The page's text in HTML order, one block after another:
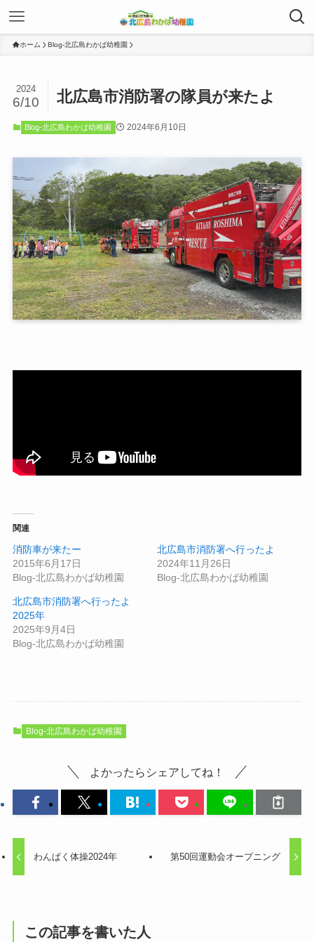
ホーム Blog-北広島わかば幼稚園
北広島市消防署の隊員が来たよ
2024
6/10
Blog-北広島わかば幼稚園 2024年6月10日
関連
消防車が来たー
2015年6月17日
Blog-北広島わかば幼稚園
北広島市消防署へ行ったよ
2024年11月26日
Blog-北広島わかば幼稚園
北広島市消防署へ行ったよ
2025年
2025年9月4日
Blog-北広島わかば幼稚園
Blog-北広島わかば幼稚園
よかったらシェアしてね！
わんぱく体操2024年 第50回運動会オープニング
この記事を書いた人